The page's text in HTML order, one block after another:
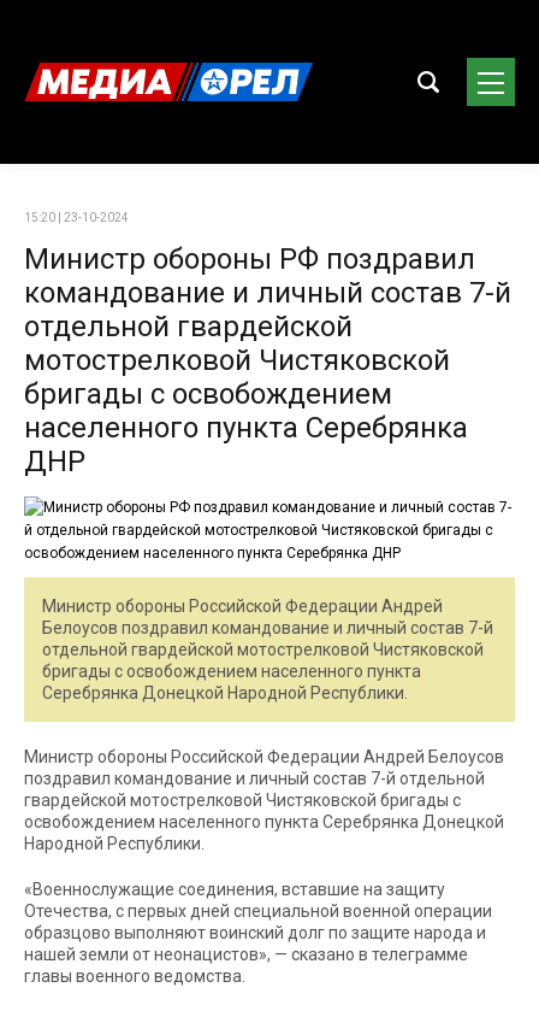
15:20 | 23-10-2024
Министр обороны РФ поздравил
командование и личный состав 7-й
отдельной гвардейской
мотострелковой Чистяковской
бригады с освобождением
населенного пункта Серебрянка
ДНР
Министр обороны Российской Федерации Андрей
Белоусов поздравил командование и личный состав 7-й
отдельной гвардейской мотострелковой Чистяковской
бригады с освобождением населенного пункта
Серебрянка Донецкой Народной Республики.
Министр обороны Российской Федерации Андрей Белоусов
поздравил командование и личный состав 7-й отдельной
гвардейской мотострелковой Чистяковской бригады с
освобождением населенного пункта Серебрянка Донецкой
Народной Республики.
«Военнослужащие соединения, вставшие на защиту
Отечества, с первых дней специальной военной операции
образцово выполняют воинский долг по защите народа и
нашей земли от неонацистов», — сказано в телеграмме
главы военного ведомства.